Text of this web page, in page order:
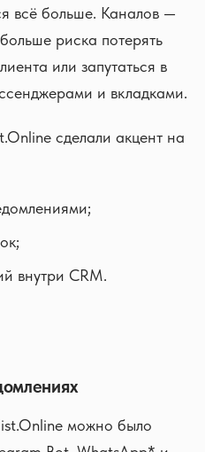
всё больше. Каналов —
риска потерять
или запутаться в
и вкладками.
сделали акцент на
внутри CRM.
можно было